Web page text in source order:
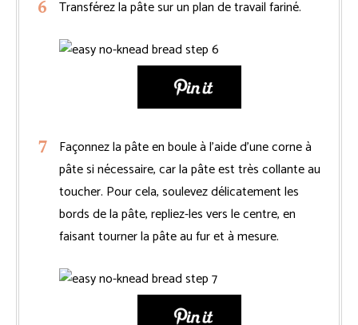
Transférez la pâte sur un plan de travail fariné.
Façonnez la pâte en boule à l’aide d’une corne à
pâte si nécessaire, car la pâte est très collante au
toucher. Pour cela, soulevez délicatement les
bords de la pâte, repliez-les vers le centre, en
faisant tourner la pâte au fur et à mesure.